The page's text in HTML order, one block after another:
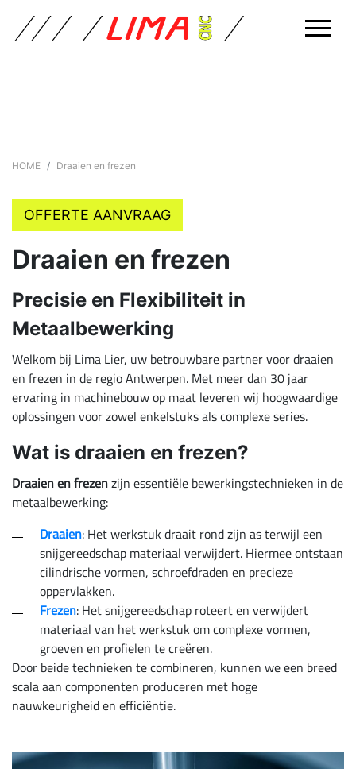
HOME Draaien en frezen
OFFERTE AANVRAAG
Draaien en frezen
Precisie en Flexibiliteit in
Metaalbewerking
Welkom bij Lima Lier, uw betrouwbare partner voor draaien
en frezen in de regio Antwerpen. Met meer dan 30 jaar
ervaring in machinebouw op maat leveren wij hoogwaardige
oplossingen voor zowel enkelstuks als complexe series.
Wat is draaien en frezen?
Draaien en frezenzijn essentiële bewerkingstechnieken in de
metaalbewerking:
Draaien: Het werkstuk draait rond zijn as terwijl een
snijgereedschap materiaal verwijdert. Hiermee ontstaan
cilindrische vormen, schroefdraden en precieze
oppervlakken.
Frezen: Het snijgereedschap roteert en verwijdert
materiaal van het werkstuk om complexe vormen,
groeven en profielen te creëren.
Door beide technieken te combineren, kunnen we een breed
scala aan componenten produceren met hoge
nauwkeurigheid en efficiëntie.